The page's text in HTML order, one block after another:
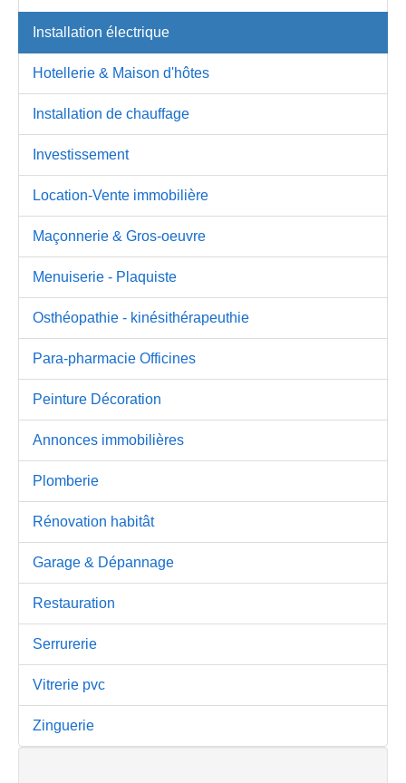
Installation électrique
Hotellerie & Maison d'hôtes
Installation de chauffage
Investissement
Location-Vente immobilière
Maçonnerie & Gros-oeuvre
Menuiserie - Plaquiste
Osthéopathie - kinésithérapeuthie
Para-pharmacie Officines
Peinture Décoration
Annonces immobilières
Plomberie
Rénovation habitât
Garage & Dépannage
Restauration
Serrurerie
Vitrerie pvc
Zinguerie